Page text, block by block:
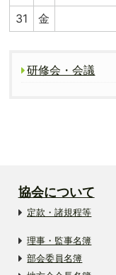
31
金
研修会・会議
協会について
定款・諸規程等
理事・監事名簿
部会委員名簿